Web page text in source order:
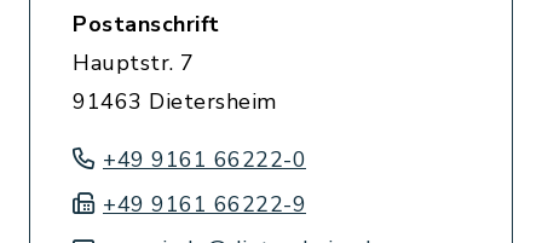
Postanschrift
Hauptstr. 7
91463 Dietersheim
+49 9161 66222-0
+49 9161 66222-9